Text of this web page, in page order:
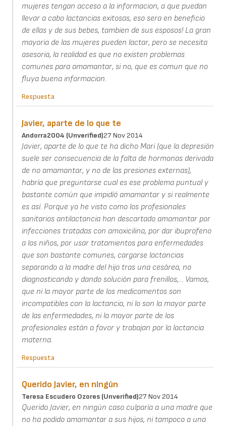
mujeres tengan acceso a la informacion, a que puedan
llevar a cabo lactancias exitosas, eso sera en beneficio
de ellas y de sus bebes, tambien de sus esposos! La gran
mayoria de las mujeres pueden lactar, pero se necesita
asesoria, la realidad es que no existen problemas
comunes para amamantar, si no, que es comun que no
fluya buena informacion.
Respuesta
Javier, aparte de lo que te
Andorra2004 (unverified)27 Nov 2014
Javier, aparte de lo que te ha dicho Mari (que la depresión
suele ser consecuencia de la falta de hormonas derivada
de no amamantar, y no de las presiones externas),
habría que preguntarse cual es ese problema puntual y
bastante común que impidíó amamantar y si realmente
es así. Porque yo he visto como los profesionales
sanitarios antilactancia han descartado amamantar por
infecciones tratadas con amoxicilina, por dar ibuprofeno
a los niños, por usar tratamientos para enfermedades
que son bastante comunes, cargarse lactancias
separando a la madre del hijo tras una cesárea, no
diagnosticando y dando solución para frenillos,... Vamos,
que ni la mayor parte de los medicamentos son
incompatibles con la lactancia, ni lo son la mayor parte
de las enfermedades, ni la mayor parte de los
profesionales están a favor y trabajan por la lactancia
materna.
Respuesta
Querido Javier, en ningún
Teresa Escudero Ozores (unverified)27 Nov 2014
Querido Javier, en ningún caso culparía a una madre que
no ha podido amamantar a sus hijos, ni tampoco a una